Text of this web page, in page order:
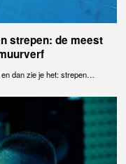
strepen: de meest
dan zie je het: strepen…